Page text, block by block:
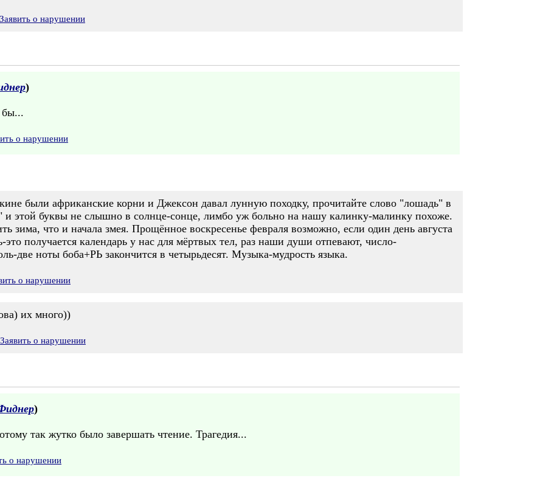
Заявить о нарушении
)
бы...
о нарушении
были африканские корни и Джексон давал лунную походку, прочитайте слово "лошадь" в
и этой буквы не слышно в солнце-сонце, лимбо уж больно на нашу калинку-малинку похоже.
зима, что и начала змея. Прощённое воскресенье февраля возможно, если один день августа
это получается календарь у нас для мёртвых тел, раз наши души отпевают, число-
две ноты боба+РЬ закончится в четырьдесят. Музыка-мудрость языка.
о нарушении
их много))
Заявить о нарушении
)
так жутко было завершать чтение. Трагедия...
о нарушении